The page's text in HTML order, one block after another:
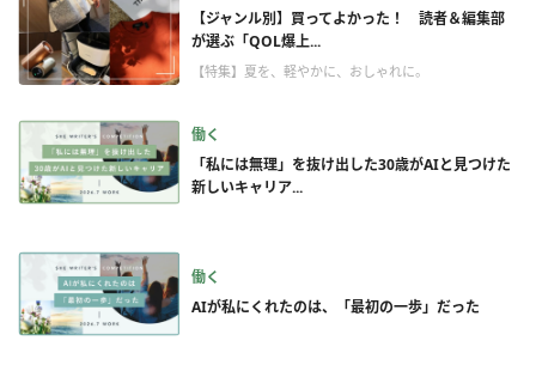
【ジャンル別】買ってよかった！ 読者＆編集部
が選ぶ「QOL爆上...
【特集】夏を、軽やかに、おしゃれに。
働く
「私には無理」を抜け出した30歳がAIと見つけた
新しいキャリア...
働く
AIが私にくれたのは、「最初の一歩」だった